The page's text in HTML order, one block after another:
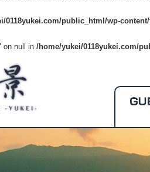
0118yukei.com/public_html/wp-
on null in /home/yukei/0118yukei.com/